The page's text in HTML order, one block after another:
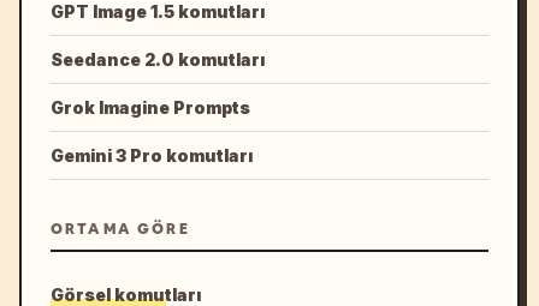
GPT Image 1.5 komutları
Seedance 2.0 komutları
Grok Imagine Prompts
Gemini 3 Pro komutları
ORTAMA GÖRE
Görsel komutları